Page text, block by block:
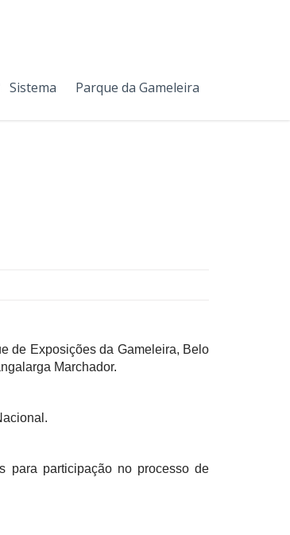
Sistema Parque da Gameleira
de Exposições da Gameleira, Belo
Marchador.
para participação no processo de